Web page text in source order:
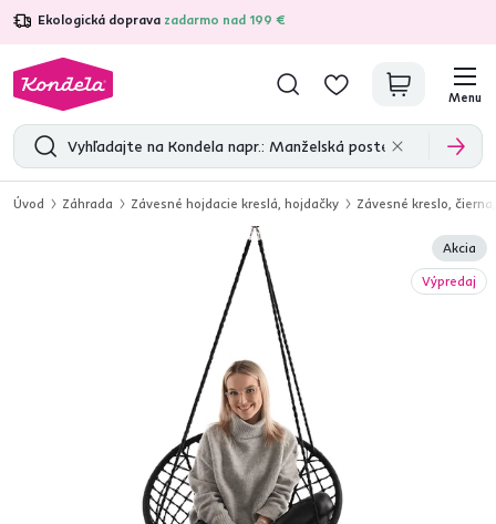
Ekologická doprava zadarmo nad 199 €
4,7 31 285overených produktových recenzií
Menu
Úvod Záhrada Závesné hojdacie kreslá, hojdačky Závesné kreslo,
Akcia
Výpredaj